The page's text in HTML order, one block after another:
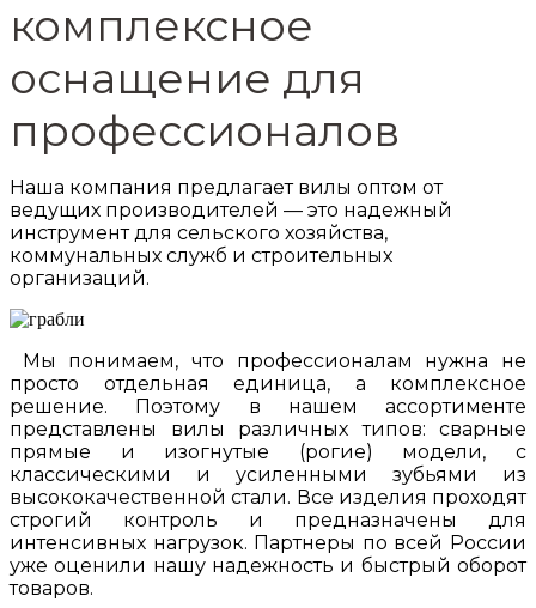
комплексное
оснащение для
профессионалов
Наша компания предлагает вилы оптом от
ведущих производителей — это надежный
инструмент для сельского хозяйства,
коммунальных служб и строительных
организаций.
Мы понимаем, что профессионалам нужна не
просто отдельная единица, а комплексное
решение. Поэтому в нашем ассортименте
представлены вилы различных типов: сварные
прямые и изогнутые (рогие) модели, с
классическими и усиленными зубьями из
высококачественной стали. Все изделия проходят
строгий контроль и предназначены для
интенсивных нагрузок. Партнеры по всей России
уже оценили нашу надежность и быстрый оборот
товаров.